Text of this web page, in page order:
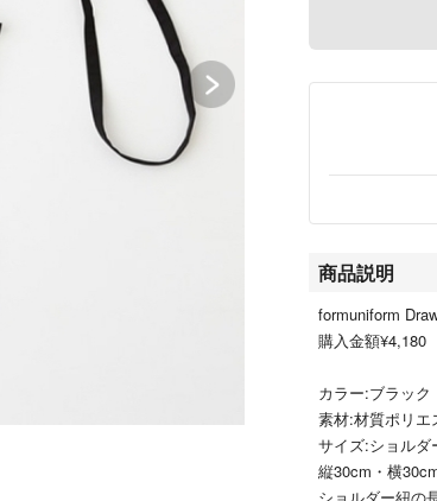
商品説明
formuniform
購入金額¥4,180
カラー:ブラック
素材:材質ポリエ
サイズ:ショルダ
縦30cm・横